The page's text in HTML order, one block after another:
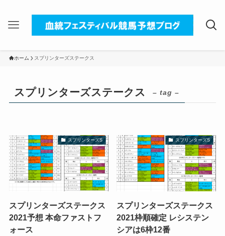
ホーム スプリンターズステークス
スプリンターズステークス – tag –
スプリンターズS
スプリンターズステークス
2021予想 本命ファストフ
ォース
スプリンターズS
スプリンターズステークス
2021枠順確定 レシステン
シアは6枠12番